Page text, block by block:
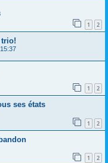
1 2
1 2
ses états
1 2
1 2